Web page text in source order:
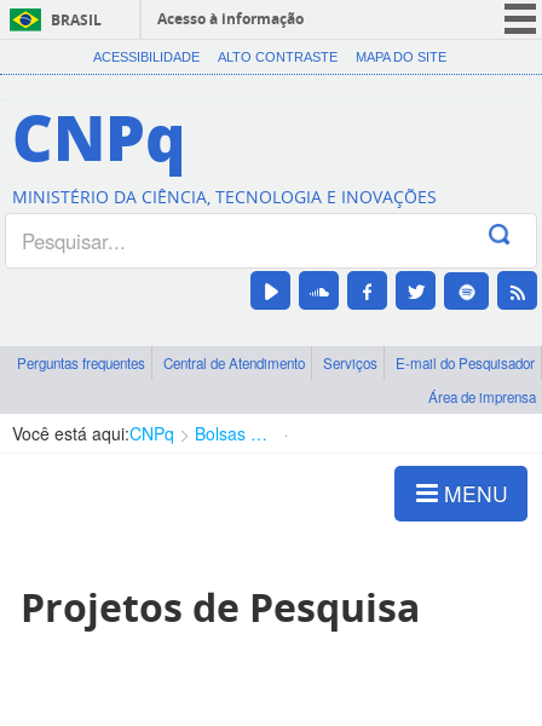
BRASIL
Acesso à informação
CORONAVÍRUS (COVID-19)
Canais
ACESSIBILIDADE ALTO CONTRASTE MAPA DO SITE
CNPq
MINISTÉRIO DA CIÊNCIA, TECNOLOGIA E INOVAÇÕES
Perguntas frequentes Central de Atendimento Serviços
E-mail do Pesquisador
Área de imprensa
Você está aqui:CNPq Bolsas e Auxílios Vigentes
MENU
Projetos de Pesquisa